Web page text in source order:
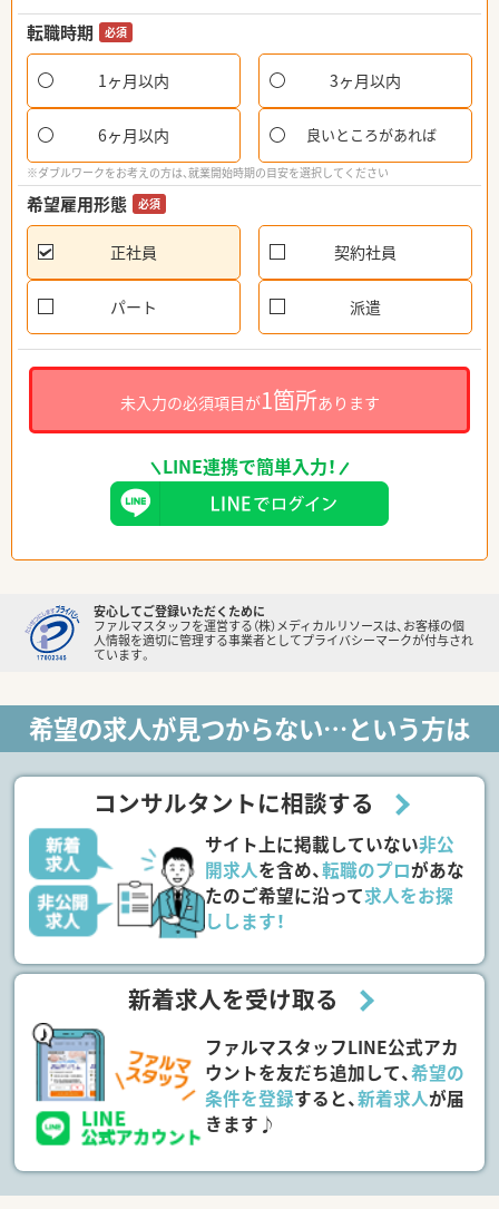
転職時期 必須
1ヶ月以内 3ヶ月以内
6ヶ月以内 良いところがあれば
※ダブルワークをお考えの方は、就業開始時期の目安を選択してください
希望雇用形態 必須
正社員 契約社員
パート 派遣
未入力の必須項目が1箇所あります
LINE連携で簡単入力！
安心してご登録いただくために
ファルマスタッフを運営する（株）メディカルリソースは、お客様の個
人情報を適切に管理する事業者としてプライバシーマークが付与され
ています。
希望の求人が見つからない…という方は
コンサルタントに相談する
サイト上に掲載していない非公
開求人を含め、転職のプロがあな
たのご希望に沿って求人をお探
しします！
新着求人を受け取る
ファルマスタッフLINE公式アカ
ウントを友だち追加して、希望の
条件を登録すると、新着求人が届
きます♪